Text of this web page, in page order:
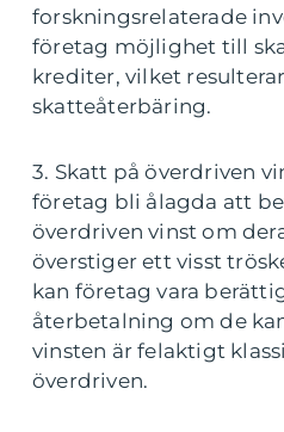
forskningsrelaterade
företag möjlighet till
krediter, vilket
skatteåterbäring.
3. Skatt på överdriven
företag bli ålagda att
överdriven vinst om
överstiger ett visst
kan företag vara
återbetalning om de
vinsten är felaktigt
överdriven.